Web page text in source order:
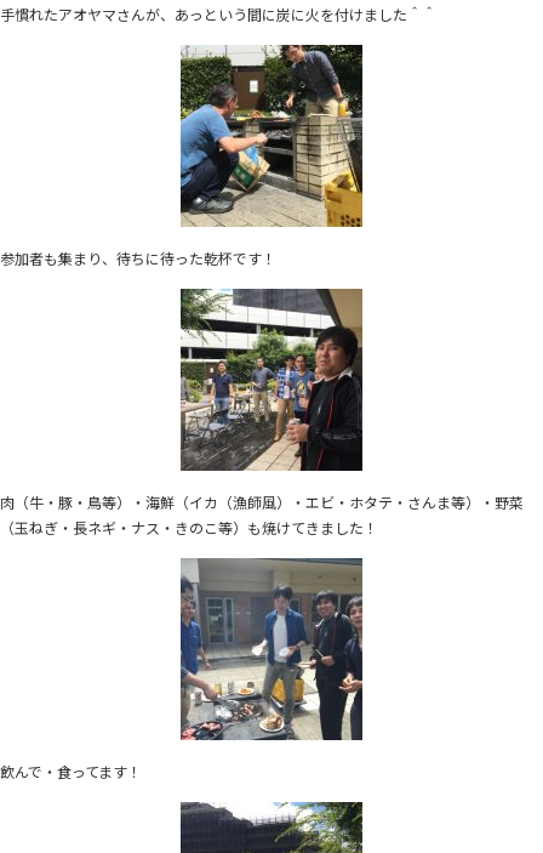
手慣れたアオヤマさんが、あっという間に炭に火を付けました＾＾
参加者も集まり、待ちに待った乾杯です！
肉（牛・豚・鳥等）・海鮮（イカ（漁師風）・エビ・ホタテ・さんま等）・野菜
（玉ねぎ・長ネギ・ナス・きのこ等）も焼けてきました！
飲んで・食ってます！